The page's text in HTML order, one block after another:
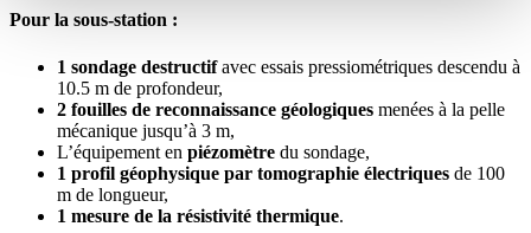
Pour la sous-station :
1 sondage destructifavec essais pressiométriques descendu à
10.5 m de profondeur,
2 fouilles de reconnaissance géologiques menées à la pelle
mécanique jusqu’à 3 m,
L’équipement en piézomètre du sondage,
1 profil géophysique par tomographie électriques de 100
m de longueur,
1 mesure de la résistivité thermique.